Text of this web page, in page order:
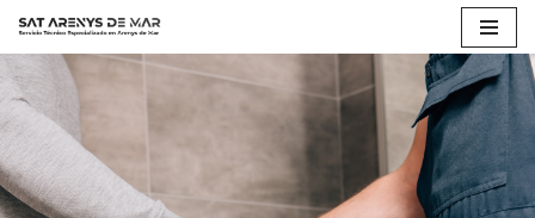
Saltar
al
contenido